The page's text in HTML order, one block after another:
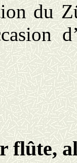
du
flûte,